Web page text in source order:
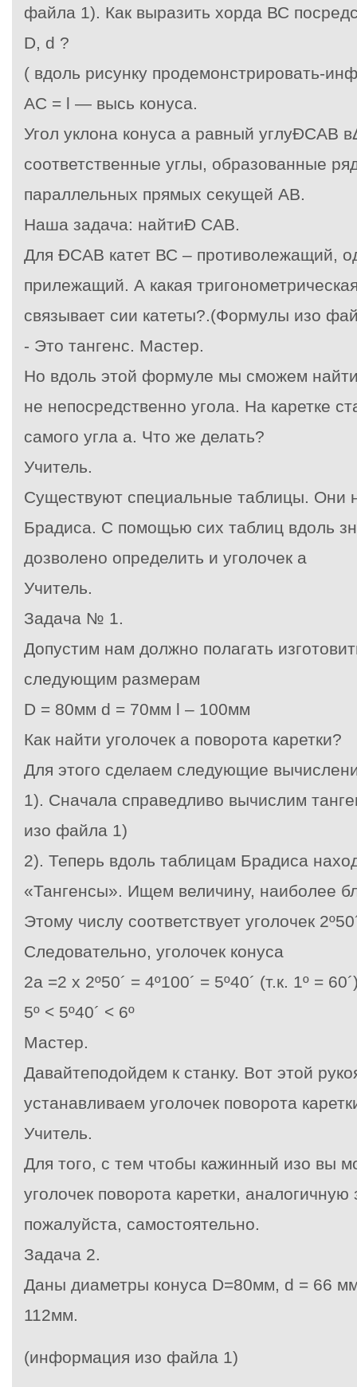
файла 1). Как выразить хорда ВС
D, d ?
( вдоль рисунку продемонстрировать-
АС = l — высь конуса.
Угол уклона конуса a равный углуÐСАВ
соответственные углы, образованные
параллельных прямых секущей АВ.
Наша задача: найтиÐ САВ.
Для ÐСАВ катет ВС – противолежащий,
прилежащий. А какая
связывает сии катеты?.(Формулы изо
- Это тангенс. Мастер.
Но вдоль этой формуле мы сможем найти
не непосредственно уголa. На каретке
самого угла a. Что же делать?
Учитель.
Существуют специальные таблицы. Они
Брадиса. С помощью сих таблиц вдоль
дозволено определить и уголочек a
Учитель.
Задача № 1.
Допустим нам должно полагать
следующим размерам
D = 80мм d = 70мм l – 100мм
Как найти уголочек a поворота каретки?
Для этого сделаем следующие
1). Сначала справедливо вычислим
изо файла 1)
2). Теперь вдоль таблицам Брадиса
«Тангенсы». Ищем величину, наиболее
Этому числу соответствует уголочек
Следовательно, уголочек конуса
2a =2 x 2º50´ = 4º100´ = 5º40´ (т.к. 1º =
5º < 5º40´ < 6º
Мастер.
Давайтеподойдем к станку. Вот этой
устанавливаем уголочек поворота
Учитель.
Для того, с тем чтобы кажинный изо вы
уголочек поворота каретки,
пожалуйста, самостоятельно.
Задача 2.
Даны диаметры конуса D=80мм, d = 66
112мм.
(информация изо файла 1)